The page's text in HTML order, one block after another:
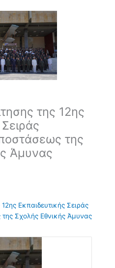
της 12ης
της
Άμυνας
Εκπαιδευτικής Σειράς
Σχολής Εθνικής Άμυνας